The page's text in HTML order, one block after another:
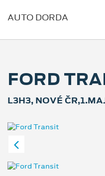
AUTO DORDA
FORD
L3H3, NOVÉ